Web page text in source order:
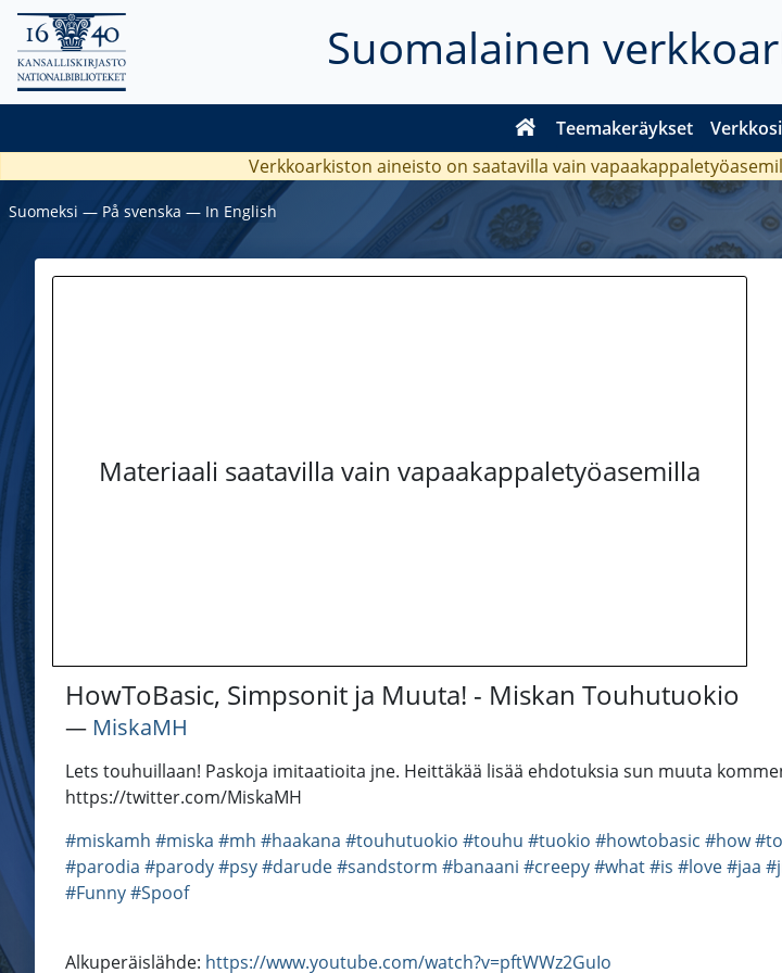
Suomalainen
Teemakeräykset
Verkkoarkiston aineisto on saatavilla vain
Suomeksi ― På svenska ― In English
Materiaali saatavilla vain vapaakappaletyöasemilla
HowToBasic, Simpsonit ja Muuta! - Miskan Touhutuokio
― MiskaMH
Lets touhuillaan! Paskoja imitaatioita jne. Heittäkää lisää ehdotuksia sun muuta
https://twitter.com/MiskaMH
#miskamh #miska #mh #haakana #touhutuokio #touhu #tuokio #howtobasic #how#to
#parodia #parody#psy#darude#sandstorm #banaani #creepy#what#is #love#jaa
#Funny#Spoof
Alkuperäislähde: https://www.youtube.com/watch?v=pftWWz2GuIo